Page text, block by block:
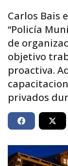
Carlos Bais
“Policía
de
objetivo
proactiva.
privados